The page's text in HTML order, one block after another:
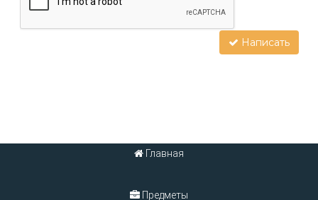
Написать
Главная
Предметы